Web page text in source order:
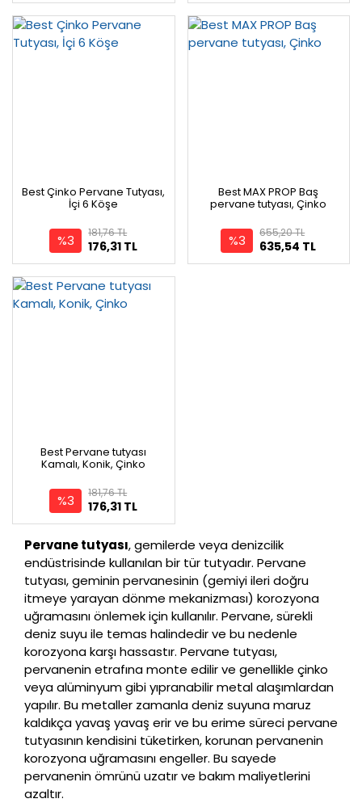
Best Çinko Pervane Tutyası,
İçi 6 Köşe
%3 176,31 TL
181,76 TL
Best MAX PROP Baş
pervane tutyası, Çinko
%3 635,54 TL
655,20 TL
Best Pervane tutyası
Kamalı, Konik, Çinko
%3 176,31 TL
181,76 TL
Pervane tutyası, gemilerde veya denizcilik
endüstrisinde kullanılan bir tür tutyadır. Pervane
tutyası, geminin pervanesinin (gemiyi ileri doğru
itmeye yarayan dönme mekanizması) korozyona
uğramasını önlemek için kullanılır. Pervane, sürekli
deniz suyu ile temas halindedir ve bu nedenle
korozyona karşı hassastır. Pervane tutyası,
pervanenin etrafına monte edilir ve genellikle çinko
veya alüminyum gibi yıpranabilir metal alaşımlardan
yapılır. Bu metaller zamanla deniz suyuna maruz
kaldıkça yavaş yavaş erir ve bu erime süreci pervane
tutyasının kendisini tüketirken, korunan pervanenin
korozyona uğramasını engeller. Bu sayede
pervanenin ömrünü uzatır ve bakım maliyetlerini
azaltır.